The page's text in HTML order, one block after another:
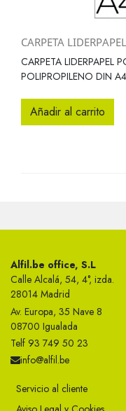
CARPETA
CARPETA
POLIPROPILENO DIN
Añadir al carrito
Alfil.be office, S.L
Calle Alcalá, 54, 4°, izda.
28014 Madrid
Av. Europa, 35 Nave 8
08700 Igualada
Telf 93 749 50 23
info@alfil.be
Servicio al cliente